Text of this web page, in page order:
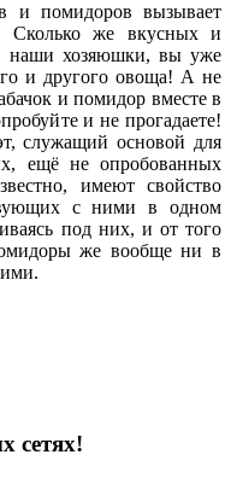
и помидоров вызывает
Сколько же вкусных и
наши хозяюшки, вы уже
и другого овоща! А не
и помидор вместе в
и не прогадаете!
служащий основой для
ещё не опробованных
имеют свойство
с ними в одном
под них, и от того
же вообще ни в
сетях!